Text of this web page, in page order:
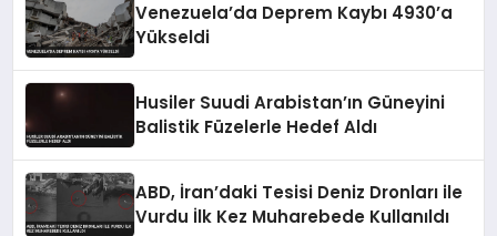
Venezuela’da Deprem Kaybı 4930’a
Yükseldi
Husiler Suudi Arabistan’ın Güneyini
Balistik Füzelerle Hedef Aldı
ABD, İran’daki Tesisi Deniz Dronları ile
Vurdu İlk Kez Muharebede Kullanıldı